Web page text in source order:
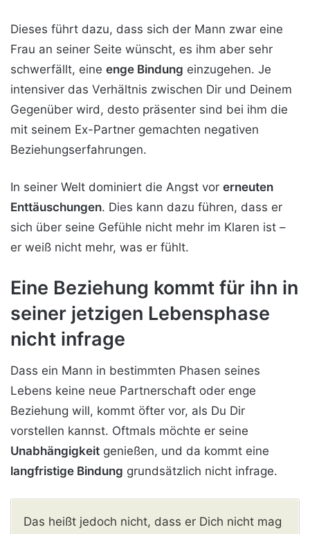
Dieses führt dazu, dass sich der Mann zwar eine
Frau an seiner Seite wünscht, es ihm aber sehr
schwerfällt, eine enge Bindung einzugehen. Je
intensiver das Verhältnis zwischen Dir und Deinem
Gegenüber wird, desto präsenter sind bei ihm die
mit seinem Ex-Partner gemachten negativen
Beziehungserfahrungen.
In seiner Welt dominiert die Angst vor erneuten
Enttäuschungen. Dies kann dazu führen, dass er
sich über seine Gefühle nicht mehr im Klaren ist –
er weiß nicht mehr, was er fühlt.
Eine Beziehung kommt für ihn in
seiner jetzigen Lebensphase
nicht infrage
Dass ein Mann in bestimmten Phasen seines
Lebens keine neue Partnerschaft oder enge
Beziehung will, kommt öfter vor, als Du Dir
vorstellen kannst. Oftmals möchte er seine
Unabhängigkeit genießen, und da kommt eine
langfristige Bindung grundsätzlich nicht infrage.
Das heißt jedoch nicht, dass er Dich nicht mag